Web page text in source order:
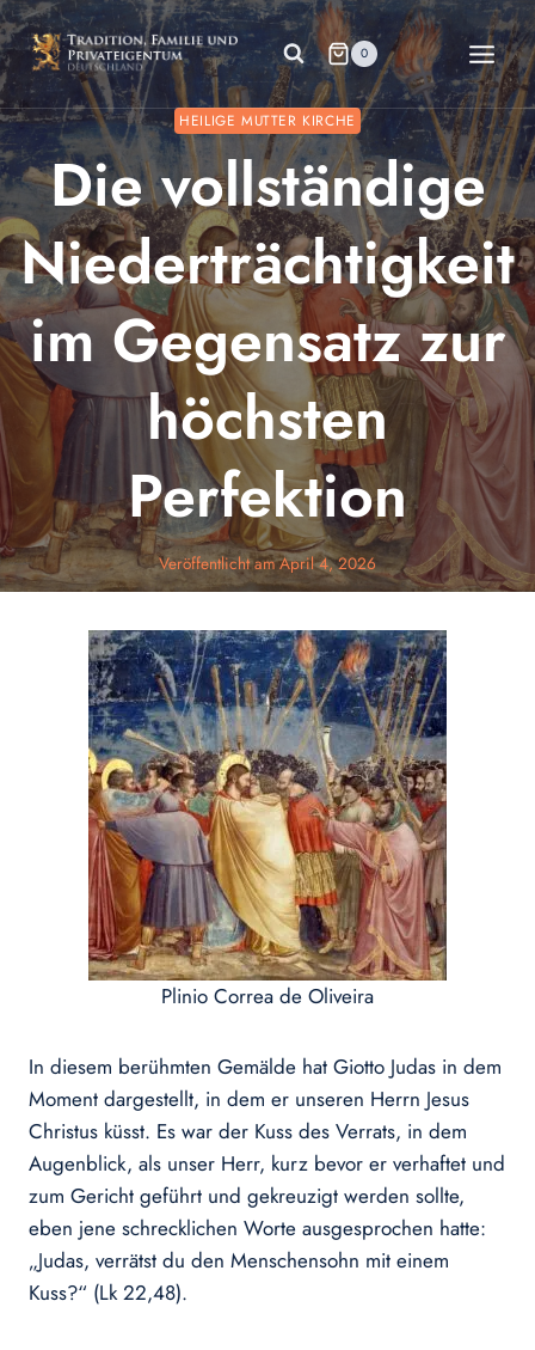
Zum
Inhalt
springen
0
HEILIGE MUTTER KIRCHE
Die vollständige
Niederträchtigkeit
im Gegensatz zur
höchsten
Perfektion
Veröffentlicht amApril 4, 2026
Plinio Correa de Oliveira
In diesem berühmten Gemälde hat Giotto Judas in dem
Moment dargestellt, in dem er unseren Herrn Jesus
Christus küsst. Es war der Kuss des Verrats, in dem
Augenblick, als unser Herr, kurz bevor er verhaftet und
zum Gericht geführt und gekreuzigt werden sollte,
eben jene schrecklichen Worte ausgesprochen hatte:
„Judas, verrätst du den Menschensohn mit einem
Kuss?“ (Lk 22,48).